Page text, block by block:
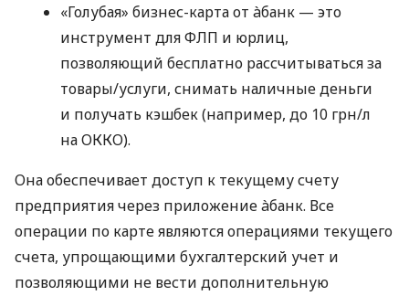
«Голубая» бизнес-карта от àбанк — это
инструмент для ФЛП и юрлиц,
позволяющий бесплатно рассчитываться за
товары/услуги, снимать наличные деньги
и получать кэшбек (например, до 10 грн/л
на ОККО).
Она обеспечивает доступ к текущему счету
предприятия через приложение àбанк. Все
операции по карте являются операциями текущего
счета, упрощающими бухгалтерский учет и
позволяющими не вести дополнительную